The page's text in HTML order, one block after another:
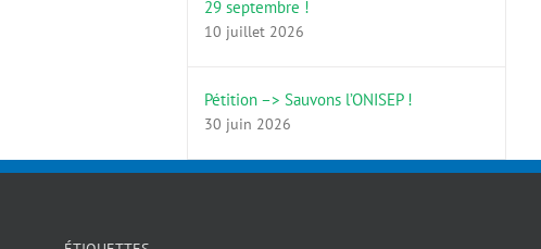
29 septembre !
10 juillet 2026
Pétition –> Sauvons l’ONISEP !
30 juin 2026